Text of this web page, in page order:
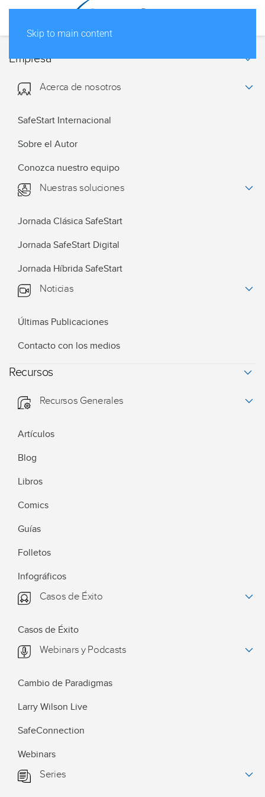
Skip to main content
Empresa
Acerca de nosotros
SafeStart Internacional
Sobre el Autor
Conozca nuestro equipo
Nuestras soluciones
Jornada Clásica SafeStart
Jornada SafeStart Digital
Jornada Híbrida SafeStart
Noticias
Últimas Publicaciones
Contacto con los medios
Recursos
Recursos Generales
Artículos
Blog
Libros
Comics
Guías
Folletos
Infográficos
Casos de Éxito
Casos de Éxito
Webinars y Podcasts
Cambio de Paradigmas
Larry Wilson Live
SafeConnection
Webinars
Series